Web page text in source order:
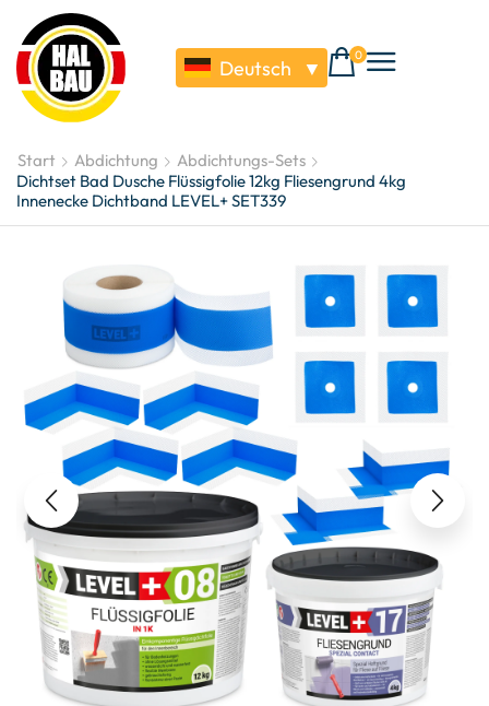
Deutsch ▼
0
Start Abdichtung
Abdichtungs-Sets
Dichtset Bad Dusche Flüssigfolie 12kg Fliesengrund 4kg
Innenecke Dichtband LEVEL+ SET339